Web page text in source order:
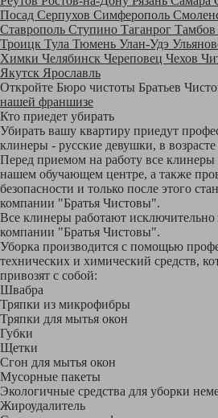
Посад Серпухов Симферополь
Ставрополь Ступино Таганрог Тамбов
Троицк Тула Тюмень Улан-Удэ
Химки Челябинск Череповец Чехов
Якутск Ярославль
Откройте Бюро чистоты Братьев
нашей франшизе
Кто приедет убирать
Убирать вашу квартиру приедут
клинеры - русские девушки, в возрасте
Перед приемом на работу все клинеры
нашем обучающем центре, а также
безопасности и только после этого
компании "Братья Чистовы".
Все клинеры работают
компании "Братья Чистовы".
Уборка производится с помощью
технических и химический средств,
привозят с собой:
Швабра
Тряпки из микрофибры
Тряпки для мытья окон
Губки
Щетки
Сгон для мытья окон
Мусорные пакеты
Экологичные средства для уборки
Жироудалитель